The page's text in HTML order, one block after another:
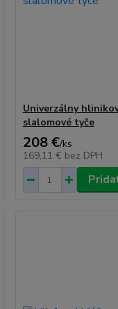
Univerzálny
slalomové tyče
208 €/ks
169,11 € bez DPH